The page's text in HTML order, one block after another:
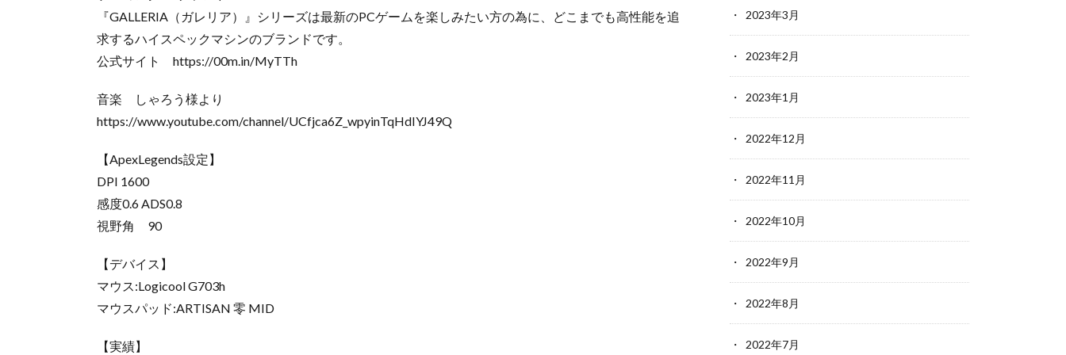
『GALLERIA（ガレリア）』シリーズは最新のPCゲームを楽しみたい方の為に、どこまでも高性能を追
求するハイスペックマシンのブランドです。
公式サイト https://00m.in/MyTTh
音楽 しゃろう様より
https://www.youtube.com/channel/UCfjca6Z_wpyinTqHdIYJ49Q
【ApexLegends設定】
DPI 1600
感度0.6 ADS0.8
視野角 90
【デバイス】
マウス:Logicool G703h
マウスパッド:ARTISAN 零 MID
【実績】
2023年3月
2023年2月
2023年1月
2022年12月
2022年11月
2022年10月
2022年9月
2022年8月
2022年7月